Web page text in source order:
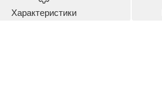
Характеристики